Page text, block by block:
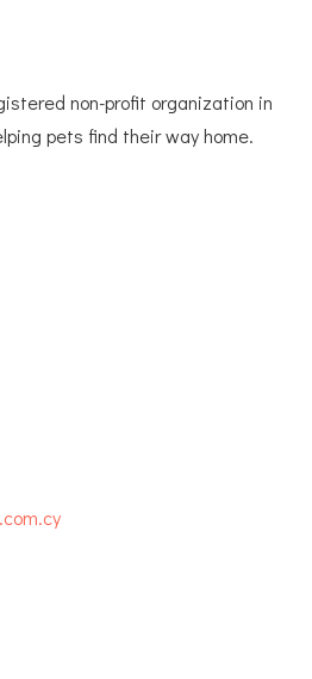
non-profit organization in
pets find their way home.